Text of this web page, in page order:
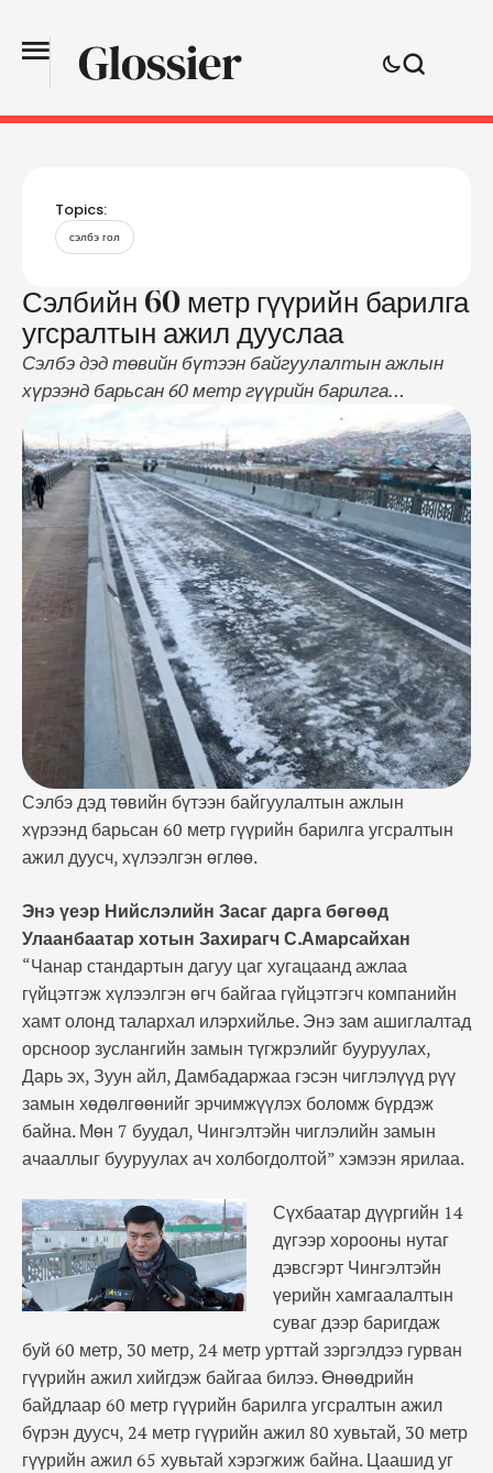
Topics:
сэлбэ гол
Сэлбийн 60 метр гүүрийн барилга
угсралтын ажил дууслаа
Сэлбэ дэд төвийн бүтээн байгуулалтын ажлын
хүрээнд барьсан 60 метр гүүрийн барилга
угсралтын ажил дуусч, хүлээлгэн өглөө. Энэ үеэр
Нийслэлийн Засаг дарга бөгөөд Улаанбаатар
хотын Захирагч С.Амарсайхан “Чанар
стандартын дагуу цаг хугацаанд ажлаа
гүйцэтгэж хүлээлгэн өгч байгаа гүйцэтгэгч
компанийн хамт олонд талархал илэрхийлье. Энэ
зам ашиглалтад орсноор зуслангийн замын
түгжрэлийг бууруулах, Дарь эх, Зуун айл, …
Сэлбэ дэд төвийн бүтээн байгуулалтын ажлын
хүрээнд барьсан 60 метр гүүрийн барилга угсралтын
ажил дуусч, хүлээлгэн өглөө.
Энэ үеэр Нийслэлийн Засаг дарга бөгөөд
Улаанбаатар хотын Захирагч С.Амарсайхан
“Чанар стандартын дагуу цаг хугацаанд ажлаа
гүйцэтгэж хүлээлгэн өгч байгаа гүйцэтгэгч компанийн
хамт олонд талархал илэрхийлье. Энэ зам ашиглалтад
орсноор зуслангийн замын түгжрэлийг бууруулах,
Дарь эх, Зуун айл, Дамбадаржаа гэсэн чиглэлүүд рүү
замын хөдөлгөөнийг эрчимжүүлэх боломж бүрдэж
байна. Мөн 7 буудал, Чингэлтэйн чиглэлийн замын
ачааллыг бууруулах ач холбогдолтой” хэмээн ярилаа.
Сүхбаатар дүүргийн 14
дүгээр хорооны нутаг
дэвсгэрт Чингэлтэйн
үерийн хамгаалалтын
суваг дээр баригдаж
буй 60 метр, 30 метр, 24 метр урттай зэргэлдээ гурван
гүүрийн ажил хийгдэж байгаа билээ. Өнөөдрийн
байдлаар 60 метр гүүрийн барилга угсралтын ажил
бүрэн дуусч, 24 метр гүүрийн ажил 80 хувьтай, 30 метр
гүүрийн ажил 65 хувьтай хэрэгжиж байна. Цаашид уг